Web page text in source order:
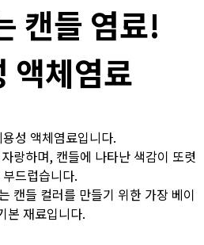
캔들 염료!
액체염료
성 액체염료입니다.
랑하며, 캔들에 나타난 색감이 또렷
드럽습니다.
캔들 컬러를 만들기 위한 가장 베이
본 재료입니다.